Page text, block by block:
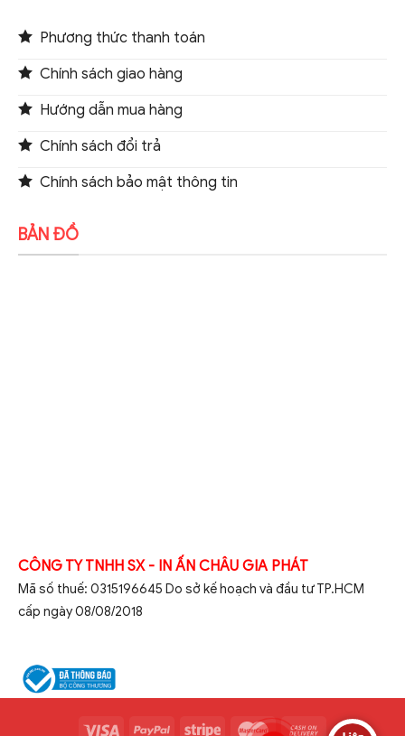
Phương thức thanh toán
Chính sách giao hàng
Hướng dẫn mua hàng
Chính sách đổi trả
Chính sách bảo mật thông tin
BẢN ĐỒ
CÔNG TY TNHH SX - IN ẤN CHÂU GIA PHÁT
Mã số thuế: 0315196645 Do sở kế hoạch và đầu tư TP.HCM
cấp ngày 08/08/2018